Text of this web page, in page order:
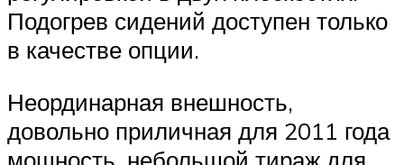
Подогрев сидений доступен только
в качестве опции.
Неординарная внешность,
довольно приличная для 2011 года